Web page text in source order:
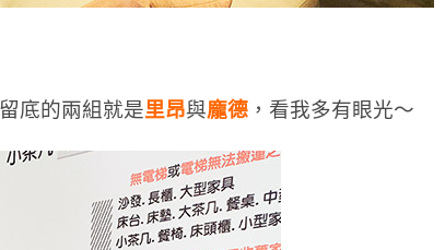
底的兩組就是里昂與龐德 ，看我多有眼光～